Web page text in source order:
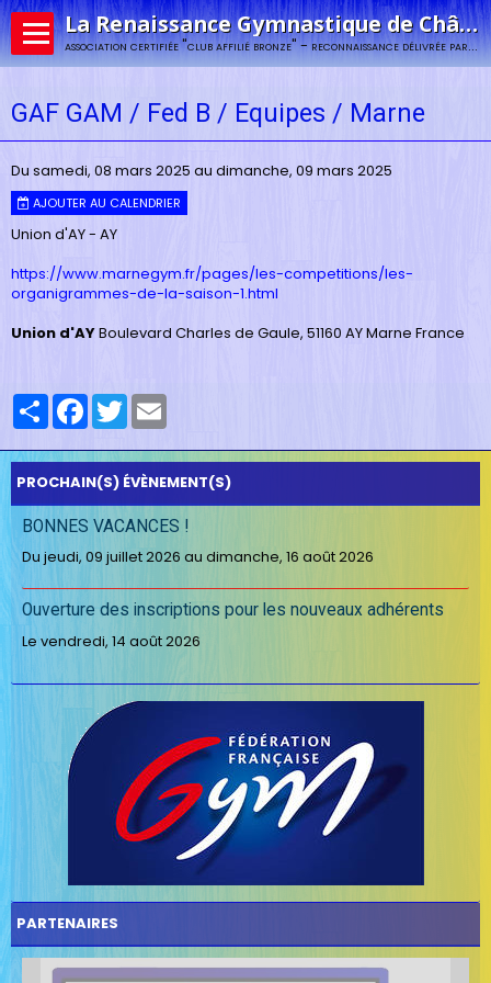
La Renaissance Gymnastique de Châlons-en-Champagne
association certifiée "club affilié bronze" - reconnaissance délivrée par la fédération française de gymnastique
GAF GAM / Fed B / Equipes / Marne
Du samedi, 08 mars 2025 au dimanche, 09 mars 2025
AJOUTER AU CALENDRIER
Union d'AY - AY
https://www.marnegym.fr/pages/les-competitions/les-
organigrammes-de-la-saison-1.html
Union d'AYBoulevard Charles de Gaule, 51160 AY Marne France
PartagerFacebook
Twitter
PROCHAIN(S) ÉVÈNEMENT(S)
BONNES VACANCES !
Du jeudi, 09 juillet 2026 au dimanche, 16 août 2026
Ouverture des inscriptions pour les nouveaux adhérents
Le vendredi, 14 août 2026
PARTENAIRES